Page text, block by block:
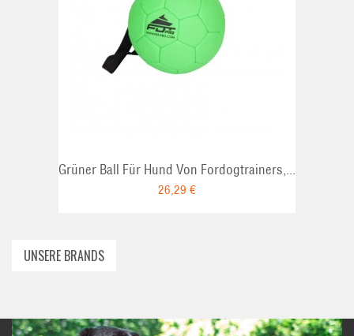
Grüner Ball Für Hund Von Fordogtrainers,...
26,29 €
UNSERE BRANDS